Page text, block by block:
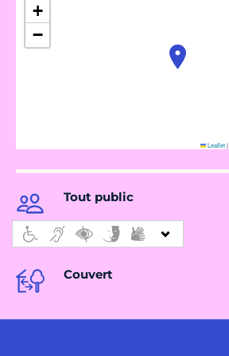
+
−
Leaflet|
Tout public
Couvert